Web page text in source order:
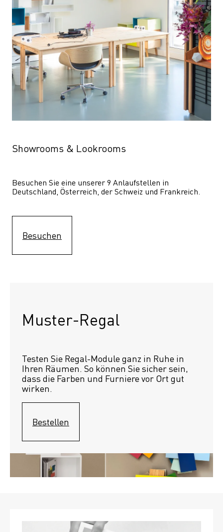
Showrooms & Lookrooms
Besuchen Sie eine unserer 9 Anlaufstellen in
Deutschland, Österreich, der Schweiz und Frankreich.
Besuchen
Muster-Regal
Testen Sie Regal-Module ganz in Ruhe in
Ihren Räumen. So können Sie sicher sein,
dass die Farben und Furniere vor Ort gut
wirken.
Bestellen